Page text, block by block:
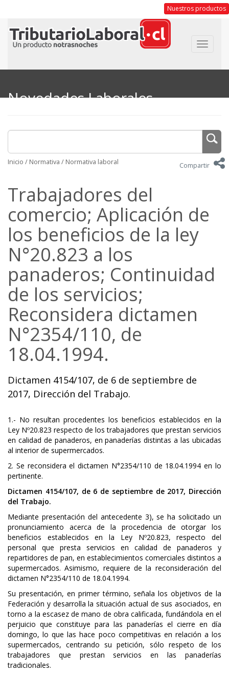
Nuestros productos
Toggle
Novedades Laborales
Inicio / Normativa / Normativa laboral Compartir
Trabajadores del
comercio; Aplicación de
los beneficios de la ley
N°20.823 a los
panaderos; Continuidad
de los servicios;
Reconsidera dictamen
N°2354/110, de
18.04.1994.
Dictamen 4154/107, de 6 de septiembre de
2017, Dirección del Trabajo.
1.- No resultan procedentes los beneficios establecidos en la
Ley Nº20.823 respecto de los trabajadores que prestan servicios
en calidad de panaderos, en panaderías distintas a las ubicadas
al interior de supermercados.
2. Se reconsidera el dictamen N°2354/110 de 18.04.1994 en lo
pertinente.
Dictamen 4154/107, de 6 de septiembre de 2017, Dirección
del Trabajo.
Mediante presentación del antecedente 3), se ha solicitado un
pronunciamiento acerca de la procedencia de otorgar los
beneficios establecidos en la Ley Nº20.823, respecto del
personal que presta servicios en calidad de panaderos y
repartidores de pan, en establecimientos comerciales distintos a
supermercados. Asimismo, requiere de la reconsideración del
dictamen N°2354/110 de 18.04.1994.
Su presentación, en primer término, señala los objetivos de la
Federación y desarrolla la situación actual de sus asociados, en
torno a la escasez de mano de obra calificada, fundándola en el
perjuicio que constituye para las panaderías el cierre en día
domingo, lo que las hace poco competitivas en relación a los
supermercados, centrando su petición, sólo respeto de los
trabajadores que prestan servicios en las panaderías
tradicionales.